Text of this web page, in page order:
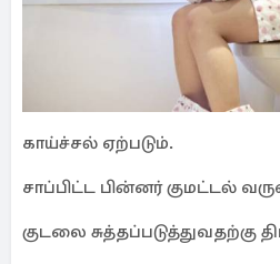
காய்ச்சல் ஏற்படும்.
சாப்பிட்ட பின்னர் குமட்டல்
குடலை சுத்தப்படுத்துவதற்கு